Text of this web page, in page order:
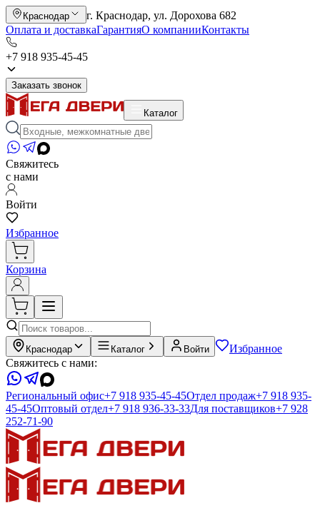
Краснодар
г. Краснодар, ул. Дорохова 682
Оплата и доставкаГарантияО компанииКонтакты
+7 918 935-45-45
Заказать звонок
Каталог
Свяжитесь
с нами
Войти
Избранное
Корзина
Краснодар Каталог Войти
Избранное
Свяжитесь с нами:
Региональный офис+7 918 935-45-45Отдел продаж+7 918 935-
45-45Оптовый отдел+7 918 936-33-33Для поставщиков+7 928
252-71-90